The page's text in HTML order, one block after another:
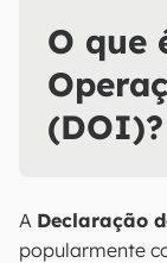
O que
(DOI)?
A Declaração
popularmente